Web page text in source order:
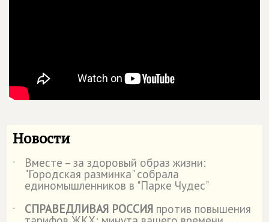
Новости
˙ Вместе – за здоровый образ жизни:
"Городская разминка" собрала
единомышленников в "Парке Чудес"
˙
СПРАВЕДЛИВАЯ РОССИЯ против повышения